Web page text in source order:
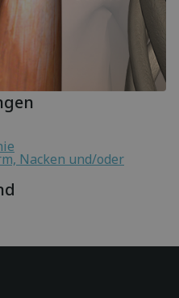
Nacken und/oder